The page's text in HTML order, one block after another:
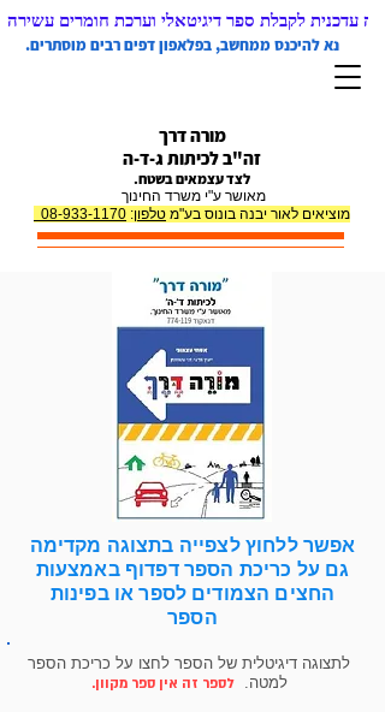
נא להיכנס ממחשב, בפלאפון דפים רבים מוסתרים.
לקבלת ספר דיגיטאלי וערכת חומרים עשירה
מורה דרך
זה"ב לכיתות ג-ד-ה
לצד עצמאים בשטח.
מאושר ע"י משרד החינוך
מוציאים לאור יבנה בונוס בע"מ טלפון:
08-933-1170
אפשר ללחוץ לצפייה בתצוגה מקדימה
גם על כריכת הספר דפדוף באמצעות
החצים הצמודים לספר או בפינות
הספר
לתצוגה דיגיטלית של הספר לחצו על כריכת הספר
למטה.לספר זה אין ספר מקוון.